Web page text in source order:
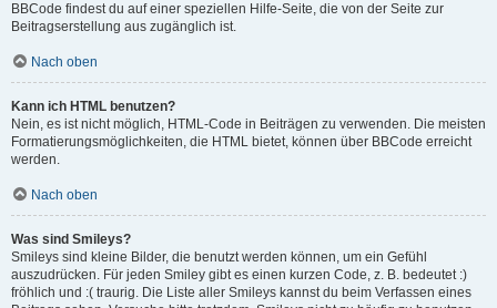
BBCode findest du auf einer speziellen Hilfe-Seite, die von der Seite zur
Beitragserstellung aus zugänglich ist.
Nach oben
Kann ich HTML benutzen?
Nein, es ist nicht möglich, HTML-Code in Beiträgen zu verwenden. Die meisten
Formatierungsmöglichkeiten, die HTML bietet, können über BBCode erreicht
werden.
Nach oben
Was sind Smileys?
Smileys sind kleine Bilder, die benutzt werden können, um ein Gefühl
auszudrücken. Für jeden Smiley gibt es einen kurzen Code, z. B. bedeutet :)
fröhlich und :( traurig. Die Liste aller Smileys kannst du beim Verfassen eines